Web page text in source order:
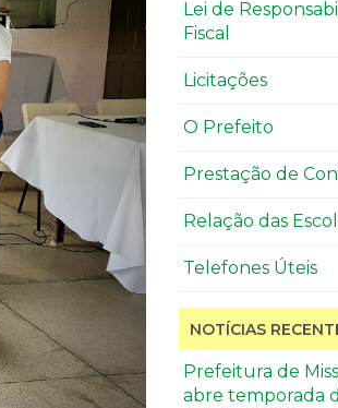
Lei de
Fiscal
Licitações
O Prefeito
Prestação de
Relação das
Telefones Úteis
NOTÍCIAS
Prefeitura de
abre temporada